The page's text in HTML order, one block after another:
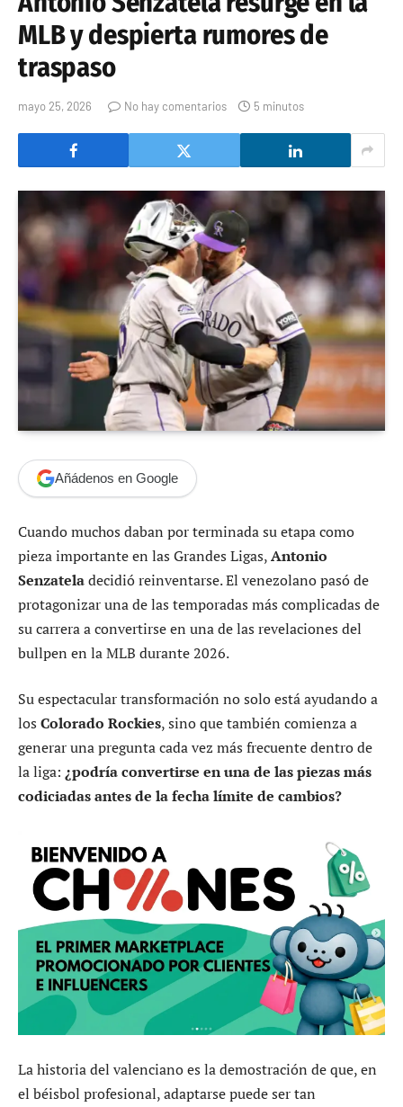
MLB y despierta rumores de
traspaso
mayo 25, 2026 No hay comentarios 5 minutos
Añádenos en Google
Cuando muchos daban por terminada su etapa como
pieza importante en las Grandes Ligas,Antonio
Senzateladecidió reinventarse. El venezolano pasó de
protagonizar una de las temporadas más complicadas de
su carrera a convertirse en una de las revelaciones del
bullpen en la MLB durante 2026.
Su espectacular transformación no solo está ayudando a
los Colorado Rockies, sino que también comienza a
generar una pregunta cada vez más frecuente dentro de
la liga: ¿podría convertirse en una de las piezas más
codiciadas antes de la fecha límite de cambios?
La historia del valenciano es la demostración de que, en
el béisbol profesional, adaptarse puede ser tan